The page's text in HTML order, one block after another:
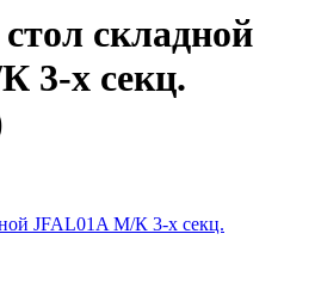
складной
3-х секц.